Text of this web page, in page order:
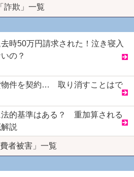
「詐欺」一覧
時50万円請求された！泣き寝入
の？
物件を契約… 取り消すことはで
的基準はある？ 重加算される
説
費者被害」一覧